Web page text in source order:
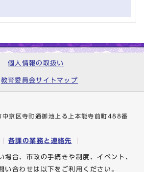
個人情報の取扱い
教育委員会サイトマップ
京区寺町通御池上る上本能寺前町488番
各課の業務と連絡先
場合、市政の手続きや制度、イベント、
い合わせは以下をご利用ください。